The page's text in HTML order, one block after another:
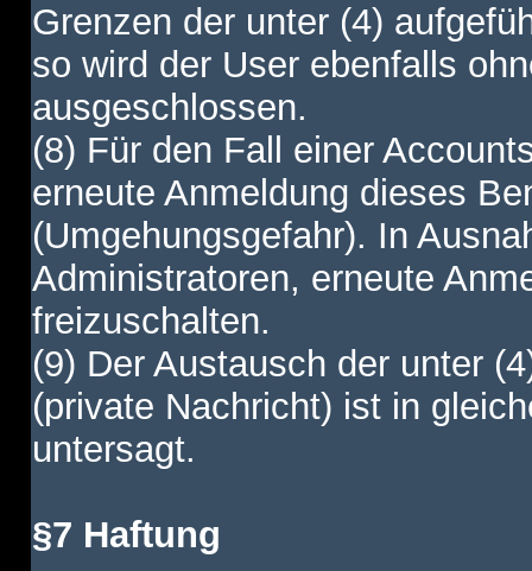
Grenzen der unter (4)
so wird der User ebenfalls
ausgeschlossen.
(8) Für den Fall einer
erneute Anmeldung dieses
(Umgehungsgefahr). In
Administratoren, erneute
freizuschalten.
(9) Der Austausch der unter
(private Nachricht) ist in
untersagt.
§7 Haftung